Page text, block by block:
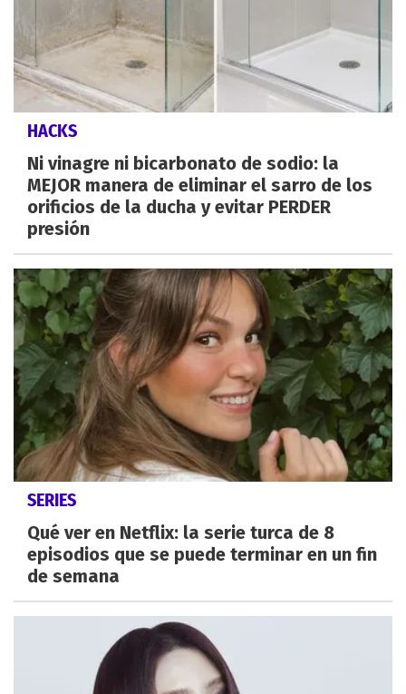
HACKS
Ni vinagre ni bicarbonato de sodio: la
MEJOR manera de eliminar el sarro de los
orificios de la ducha y evitar PERDER
presión
SERIES
Qué ver en Netflix: la serie turca de 8
episodios que se puede terminar en un fin
de semana